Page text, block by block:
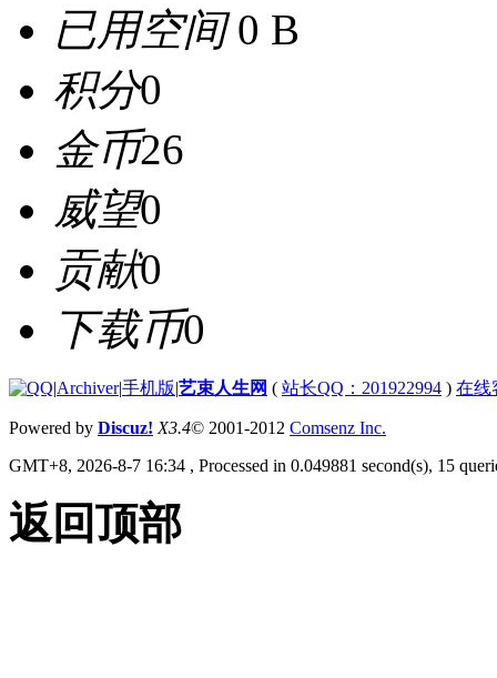
已用空间0 B
积分0
金币26
威望0
贡献0
下载币0
|Archiver|手机版|艺束人生网 ( 站长QQ：201922994 ) 在线
Powered by Discuz! X3.4© 2001-2012 Comsenz Inc.
GMT+8, 2026-8-7 16:34 , Processed in 0.049881 second(s), 15
返回顶部